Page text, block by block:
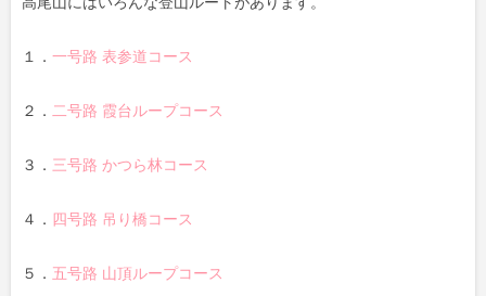
１． 一号路 表参道コース
２． 二号路 霞台ループコース
３． 三号路 かつら林コース
４． 四号路 吊り橋コース
５． 五号路 山頂ループコース